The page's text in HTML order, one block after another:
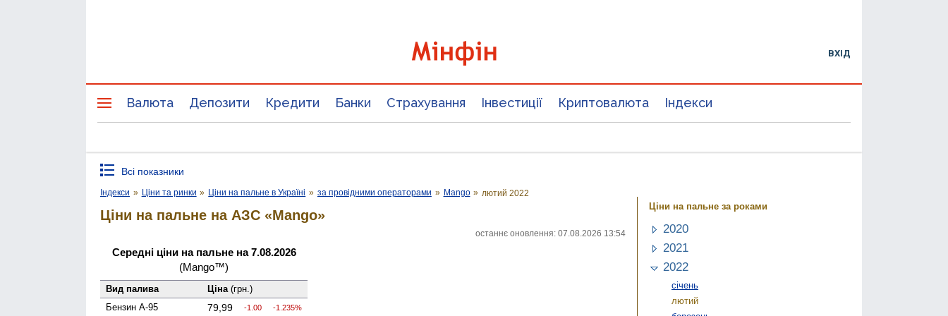
ВХІД
Валюта Депозити Кредити Банки Страхування Інвестиції Криптовалюта Індекси
Всі показники
Індекси » Ціни та ринки » Ціни на пальне в Україні » за провідними операторами » Mango » лютий 2022
Ціни на пальне на АЗС «Mango»
останнє оновлення: 07.08.2026 13:54
Середні ціни на пальне на 7.08.2026
(Mango™)
Вид палива Ціна (грн.)
Бензин А-95
79,99 -1.00 -1.235%
Ціни на пальне за роками
2020
2021
2022
січень
лютий